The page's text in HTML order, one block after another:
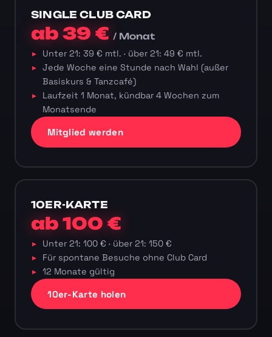
SINGLE CLUB CARD
ab 39 €/ Monat
Unter 21: 39 € mtl. · über 21: 49 € mtl.
Jede Woche eine Stunde nach Wahl (außer
Basiskurs & Tanzcafé)
Laufzeit 1 Monat, kündbar 4 Wochen zum
Monatsende
Mitglied werden
10ER-KARTE
ab 100 €
Unter 21: 100 € · über 21: 150 €
Für spontane Besuche ohne Club Card
12 Monate gültig
10er-Karte holen